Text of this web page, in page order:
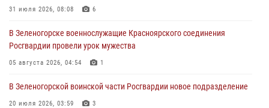
04 августа 2026, 06:50
Военнослужащие Красноярского соединения Росгвардии
познакомили отдыхающих детей с тонкостями РХБ защиты
03 августа 2026, 13:12 2
31 июля 2026, 08:08 6
В Зеленогорске военнослужащие Красноярского соединения
Росгвардии провели урок мужества
05 августа 2026, 04:54 1
В Зеленогорской воинской части Росгвардии новое подразделение
20 июля 2026, 03:59 3